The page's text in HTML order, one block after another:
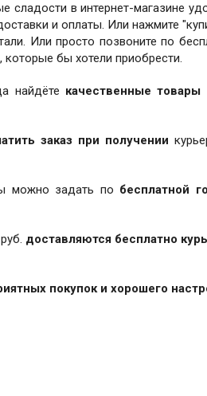
сладости в интернет-магазине
и оплаты. Или нажмите
Или просто позвоните по
которые бы хотели приобрести.
найдёте качественные
заказ при получении
можно задать по бесплатной
доставляются бесплатно
покупок и хорошего